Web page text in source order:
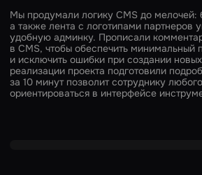
Мы продумали логику CMS до мелочей:
а также лента с логотипами партнеров
удобную админку. Прописали
в CMS, чтобы обеспечить минимальный
и исключить ошибки при создании
реализации проекта подготовили
за 10 минут позволит сотруднику
ориентироваться в интерфейсе